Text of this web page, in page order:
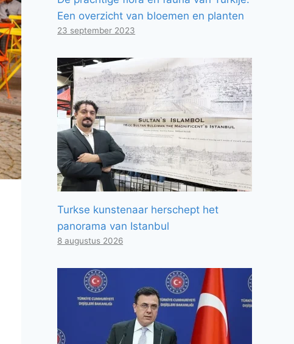
Een overzicht van bloemen en planten
23 september 2023
Turkse kunstenaar herschept het
panorama van Istanbul
8 augustus 2026